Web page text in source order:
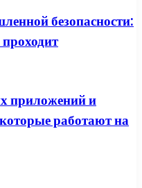
безопасности:
приложений и
работают на